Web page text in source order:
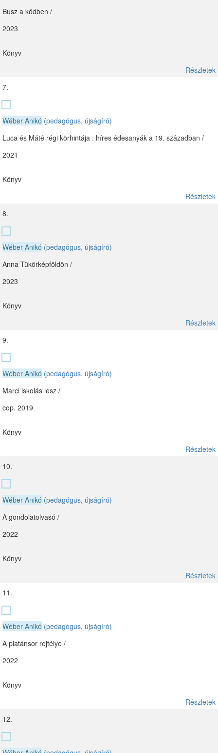
Busz a ködben /
2023
Könyv
Részletek
7.
Wéber Anikó (pedagógus, újságíró)
Luca és Máté régi körhintája : híres édesanyák a 19. században /
2021
Könyv
Részletek
8.
Wéber Anikó (pedagógus, újságíró)
Anna Tükörképföldön /
2023
Könyv
Részletek
9.
Wéber Anikó (pedagógus, újságíró)
Marci iskolás lesz /
cop. 2019
Könyv
Részletek
10.
Wéber Anikó (pedagógus, újságíró)
A gondolatolvasó /
2022
Könyv
Részletek
11.
Wéber Anikó (pedagógus, újságíró)
A platánsor rejtélye /
2022
Könyv
Részletek
12.